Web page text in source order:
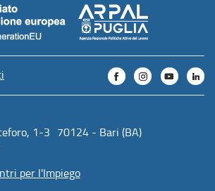
1-3 70124 - Bari (BA)
per l'Impiego